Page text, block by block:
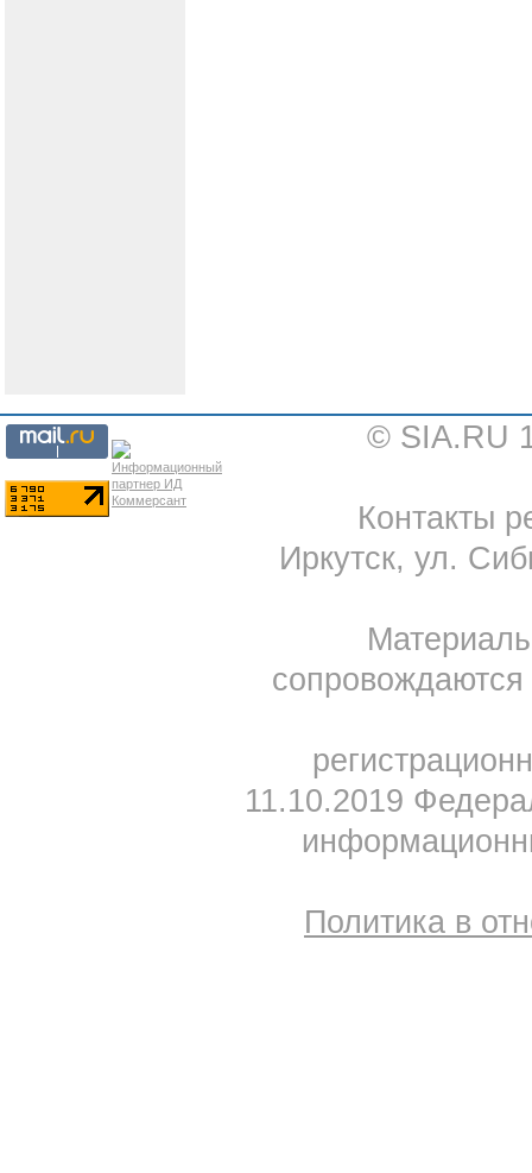
© SIA.RU
Контакты
Иркутск, ул.
11.10.2019
Политика в